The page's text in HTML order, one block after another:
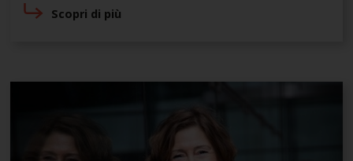
Scopri di più